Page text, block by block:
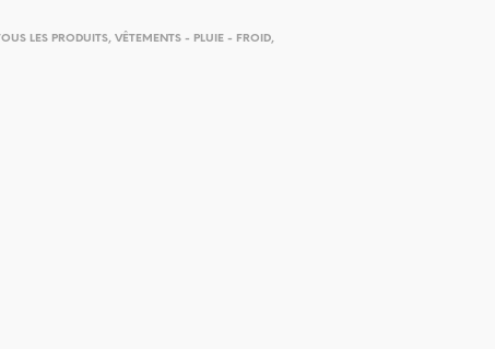
LES PRODUITS,VÊTEMENTS - PLUIE - FROID,